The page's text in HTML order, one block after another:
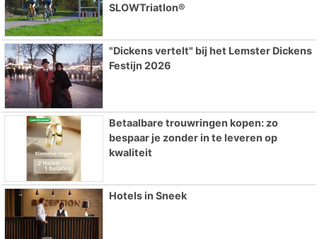
SLOWTriatlon®
"Dickens vertelt" bij het Lemster Dickens
Festijn 2026
Betaalbare trouwringen kopen: zo
bespaar je zonder in te leveren op
kwaliteit
Hotels in Sneek